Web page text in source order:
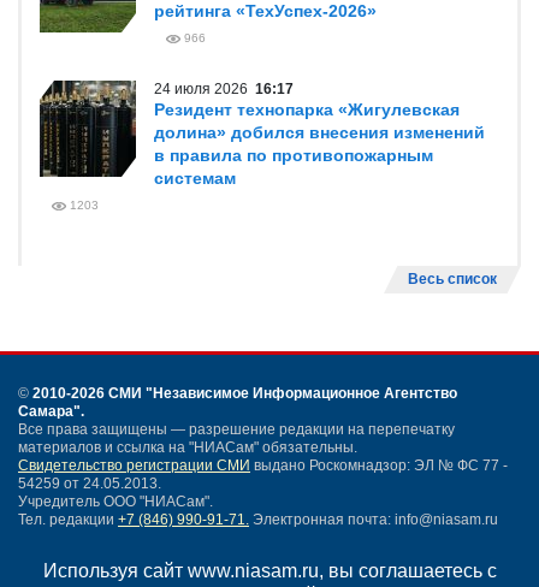
Используя сайт www.niasam.ru, вы соглашаетесь с
рейтинга «ТехУспех-2026»
966
24 июля 2026 16:17
Резидент технопарка «Жигулевская
долина» добился внесения изменений
в правила по противопожарным
системам
1203
Весь список
© 2010-2026 СМИ "Независимое Информационное Агентство
Самара".
Все права защищены — разрешение редакции на перепечатку
материалов и ссылка на "НИАСам" обязательны.
Свидетельство регистрации СМИ выдано Роскомнадзор: ЭЛ № ФС 77 -
54259 от 24.05.2013.
Учредитель ООО "НИАСам".
Тел. редакции +7 (846) 990-91-71. Электронная почта: info@niasam.ru
Карта сайта